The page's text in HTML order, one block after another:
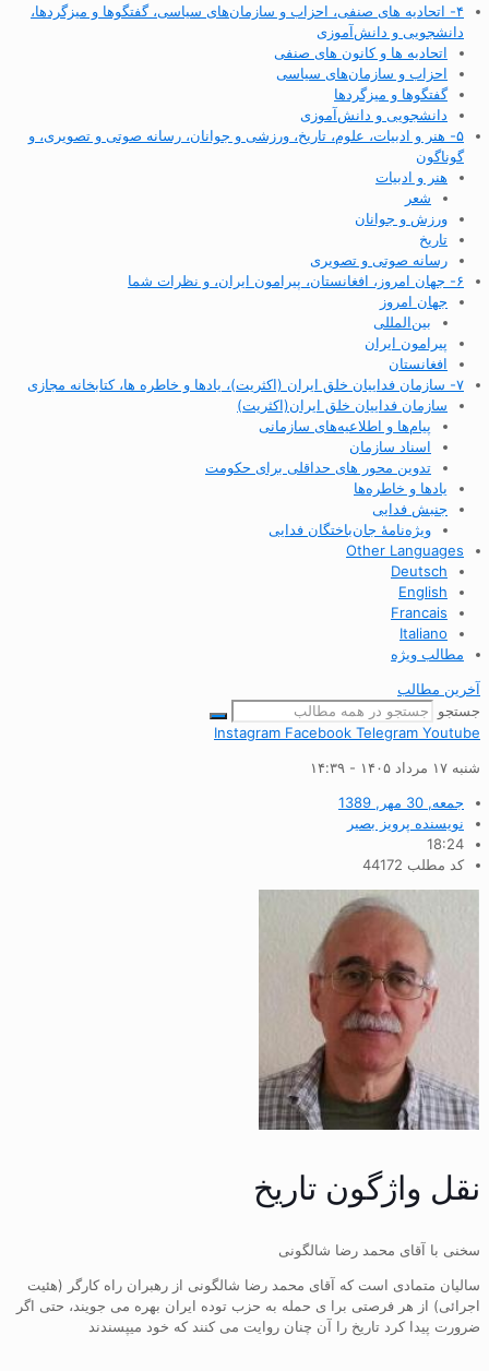
۴- اتحادیه های صنفی، احزاب و سازمان‌های سیاسی، گفتگوها و میزگردها،
دانشجویی و دانش‌آموزی
اتحادیه ها و کانون های صنفی
احزاب و سازمان‌های سیاسی
گفتگوها و میزگردها
دانشجویی و دانش‌آموزی
۵- هنر و ادبیات، علوم، تاریخ، ورزشی و جوانان، رسانه صوتی و تصویری، و
گوناگون
هنر و ادبیات
شعر
ورزش و جوانان
تاریخ
رسانه صوتی و تصویری
۶- جهان امروز، افغانستان، پیرامون ایران، و نظرات شما
جهان امروز
بین‌المللی
پیرامون ایران
افغانستان
۷- سازمان فداییان خلق ایران (اکثریت)، یادها و خاطره ها، کتابخانه مجازی
سازمان فداییان خلق ایران(اکثریت)
پیام‌ها و اطلاعیه‌های سازمانی
اسناد سازمان
تدوین محور های حداقلی برای حکومت
یادها و خاطره‌ها
جنبش فدایی
ویژه‌نامهٔ جان‌باختگان فدایی
Other Languages
Deutsch
English
Francais
Italiano
مطالب ویژه
آخرین مطالب
جستجو
Instagram Facebook Telegram Youtube
شنبه ۱۷ مرداد ۱۴۰۵ - ۱۴:۳۹
جمعه, 30 مهر, 1389
نویسنده پرویز بصیر
18:24
کد مطلب 44172
نقل واژگون تاریخ
سخنی با آقای محمد رضا شالگونی
سالیان متمادی است که آقای محمد رضا شالگونی از رهبران راه کارگر (هئیت
اجرائی) از هر فرصتی برا ی حمله به حزب توده ایران بهره می جویند، حتی اگر
ضرورت پیدا کرد تاریخ را آن چنان روایت می کنند که خود میپسندند